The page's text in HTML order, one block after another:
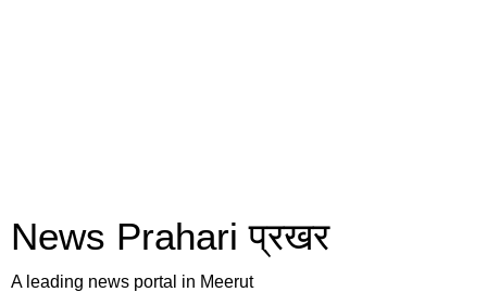
News Prahari प्रखर
A leading news portal in Meerut